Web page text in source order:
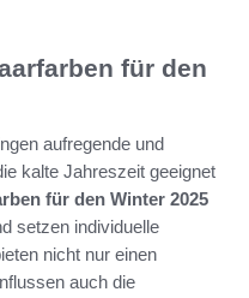
für den
aufregende und
kalte Jahreszeit geeignet
für den Winter 2025
setzen individuelle
nicht nur einen
auch die